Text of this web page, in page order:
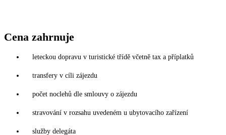
Cena zahrnuje
leteckou dopravu v turistické třídě včetně tax a příplatků
transfery v cíli zájezdu
počet noclehů dle smlouvy o zájezdu
stravování v rozsahu uvedeném u ubytovacího zařízení
služby delegáta